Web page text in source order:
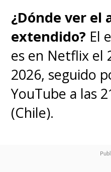
¿Dónde ver el
extendido? El
es en Netflix el
2026, seguido
YouTube a las
(Chile).